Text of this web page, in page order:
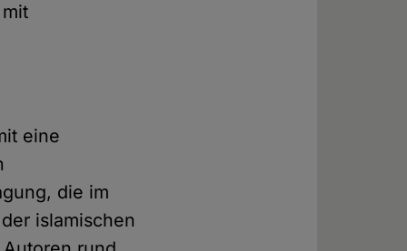
eine
die im
islamischen